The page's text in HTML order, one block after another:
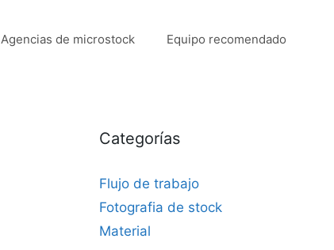
Agencias de microstock Equipo recomendado
Categorías
Flujo de trabajo
Fotografia de stock
Material